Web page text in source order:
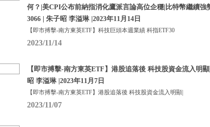
何？|美CPI公布前納指消化鷹派言論高位企穩|比特幣繼續強
3066 | 朱子昭 李溢琳 |2023年11月14日
【即市搏擊-南方東英ETF】科技巨頭本週業績 科指ETF30
2023/11/14
【即市搏擊-南方東英ETF】港股追落後 科技股資金流入明
昭 李溢琳 |2023年11月7日
【即市搏擊-南方東英ETF】港股追落後 科技股資金流入明顯|
2023/11/07